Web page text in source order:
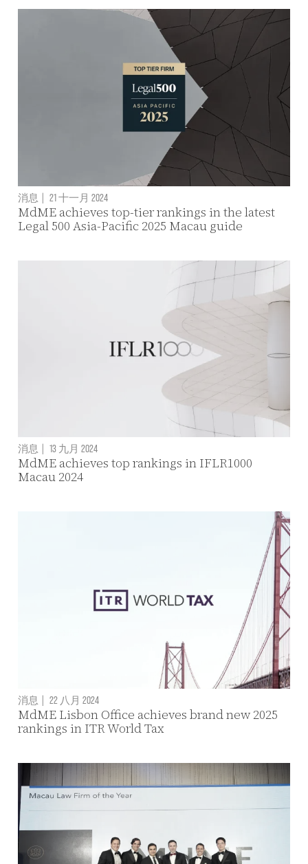
消息 | 21 十一月 2024
MdME achieves top-tier rankings in the latest
Legal 500 Asia-Pacific 2025 Macau guide
消息 13 九月 2024
MdME achieves top rankings in IFLR1000
Macau 2024
消息 | 22 八月 2024
MdME Lisbon Office achieves brand new 2025
rankings in ITR World Tax